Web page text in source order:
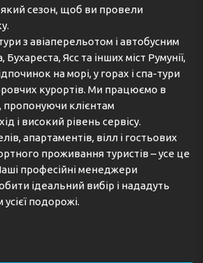
який сезон, щоб ви провели
з авіаперельотом і автобусним
Ясс та інших міст Румунії,
на морі, у горах і спа-тури
курортів. Ми працюємо в
, пропонуючи клієнтам
і високий рівень сервісу.
апартаментів, вілл і гостьових
проживання туристів – усе це
професійні менеджери
ідеальний вибір і нададуть
подорожі.